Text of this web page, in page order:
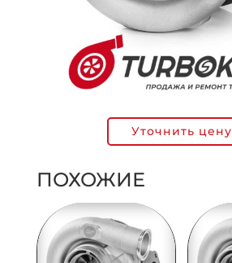
Уточнить цену
ПОХОЖИЕ